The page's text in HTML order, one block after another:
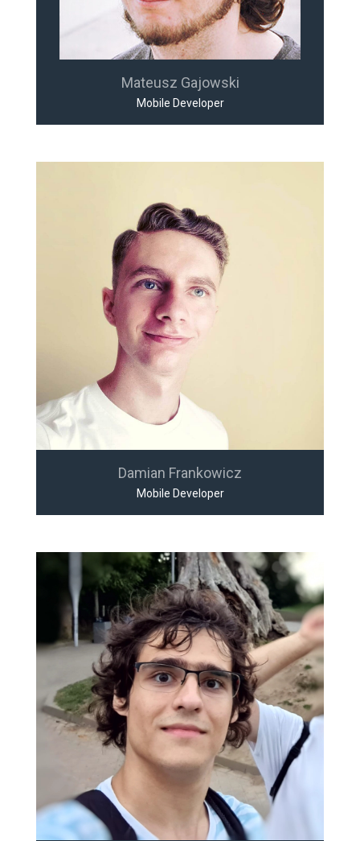
Mateusz Gajowski
Mobile Developer
Damian Frankowicz
Mobile Developer